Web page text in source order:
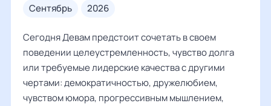
сентябрь
2026
Сегодня Девам предстоит сочетать в своем
поведении целеустремленность, чувство долга
или требуемые лидерские качества с другими
чертами: демократичностью, дружелюбием,
чувством юмора, прогрессивным мышлением,